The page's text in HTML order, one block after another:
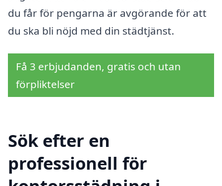
du får för pengarna är avgörande för att
du ska bli nöjd med din städtjänst.
Få 3 erbjudanden, gratis och utan
förpliktelser
Sök efter en
professionell för